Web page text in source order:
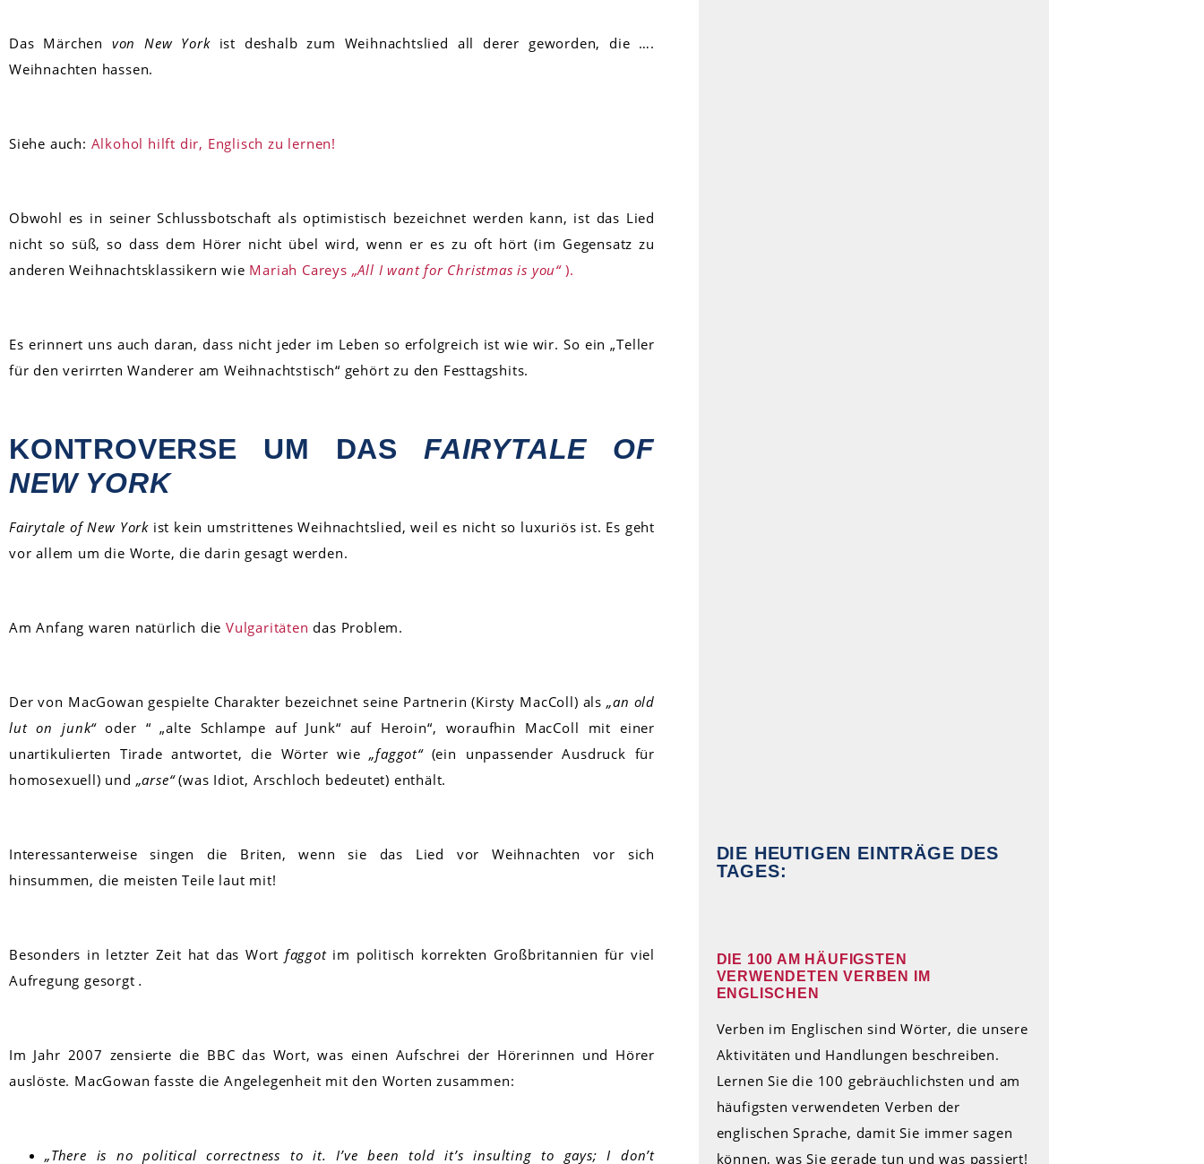
Das Märchen von New York ist deshalb zum Weihnachtslied all derer geworden, die ….
Weihnachten hassen.
Siehe auch: Alkohol hilft dir, Englisch zu lernen!
Obwohl es in seiner Schlussbotschaft als optimistisch bezeichnet werden kann, ist das Lied
nicht so süß, so dass dem Hörer nicht übel wird, wenn er es zu oft hört (im Gegensatz zu
anderen Weihnachtsklassikern wie Mariah Careys „All I want for Christmas is you“).
Es erinnert uns auch daran, dass nicht jeder im Leben so erfolgreich ist wie wir. So ein „Teller
für den verirrten Wanderer am Weihnachtstisch“ gehört zu den Festtagshits.
KONTROVERSE UM DAS FAIRYTALE OF
NEW YORK
Fairytale of New Yorkist kein umstrittenes Weihnachtslied, weil es nicht so luxuriös ist. Es geht
vor allem um die Worte, die darin gesagt werden.
Am Anfang waren natürlich dieVulgaritäten das Problem.
Der von MacGowan gespielte Charakter bezeichnet seine Partnerin (Kirsty MacColl) als„an old
lut on junk“oder “ „alte Schlampe auf Junk“ auf Heroin“, woraufhin MacColl mit einer
unartikulierten Tirade antwortet, die Wörter wie„faggot“(ein unpassender Ausdruck für
homosexuell) und „arse“(was Idiot, Arschloch bedeutet) enthält.
Interessanterweise singen die Briten, wenn sie das Lied vor Weihnachten vor sich
hinsummen, die meisten Teile laut mit!
Besonders in letzter Zeit hat das Wort faggot im politisch korrekten Großbritannien für viel
Aufregung gesorgt.
Im Jahr 2007 zensierte die BBC das Wort, was einen Aufschrei der Hörerinnen und Hörer
auslöste. MacGowan fasste die Angelegenheit mit den Worten zusammen:
„There is no political correctness to it. I’ve been told it’s insulting to gays; I don’t
DIE HEUTIGEN EINTRÄGE DES
TAGES:
DIE 100 AM HÄUFIGSTEN
VERWENDETEN VERBEN IM
ENGLISCHEN
Verben im Englischen sind Wörter, die unsere
Aktivitäten und Handlungen beschreiben.
Lernen Sie die 100 gebräuchlichsten und am
häufigsten verwendeten Verben der
englischen Sprache, damit Sie immer sagen
können, was Sie gerade tun und was passiert!